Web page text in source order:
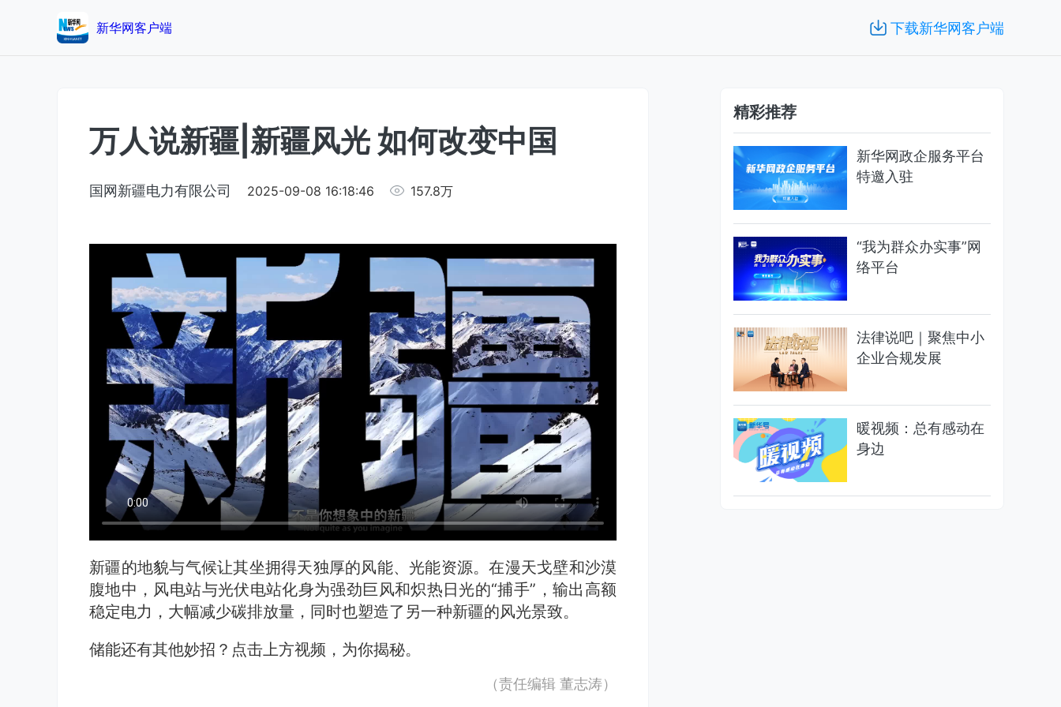
新华网客户端 下载新华网客户端
万人说新疆|新疆风光 如何改变中国
国网新疆电力有限公司 2025-09-08 16:18:46 157.8万
新疆的地貌与气候让其坐拥得天独厚的风能、光能资源。在漫天戈壁和沙漠
腹地中，风电站与光伏电站化身为强劲巨风和炽热日光的“捕手”，输出高额
稳定电力，大幅减少碳排放量，同时也塑造了另一种新疆的风光景致。
储能还有其他妙招？点击上方视频，为你揭秘。
（责任编辑 董志涛）
精彩推荐
新华网政企服务平台
特邀入驻
“我为群众办实事”网
络平台
法律说吧｜聚焦中小
企业合规发展
暖视频：总有感动在
身边